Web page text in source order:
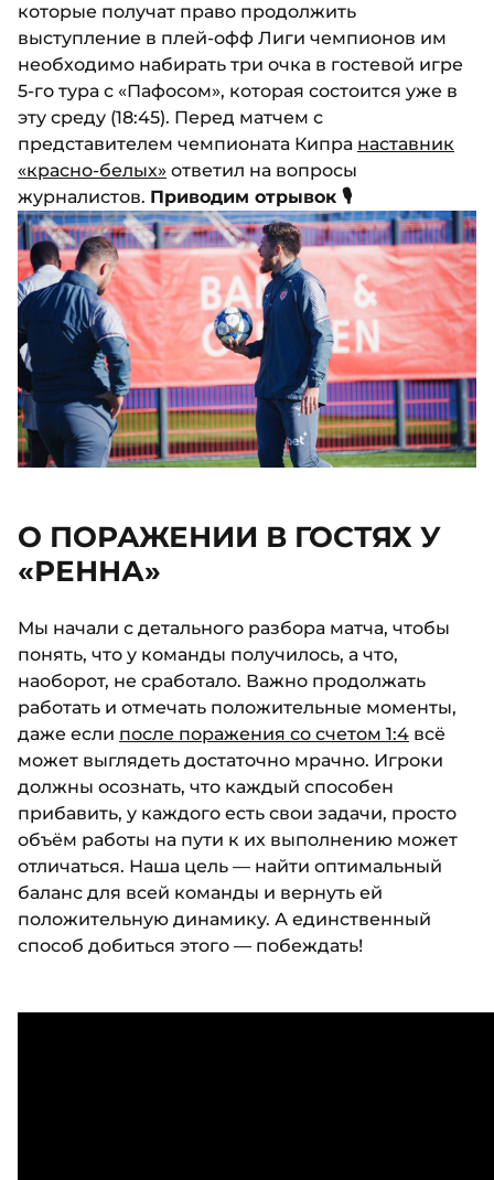
которые получат право продолжить
выступление в плей-офф Лиги чемпионов им
необходимо набирать три очка в гостевой игре
5-го тура с «Пафосом», которая состоится уже в
эту среду (18:45). Перед матчем с
представителем чемпионата Кипра наставник
«красно-белых» ответил на вопросы
журналистов. Приводим отрывок 🎙️
О ПОРАЖЕНИИ В ГОСТЯХ У
«РЕННА»
Мы начали с детального разбора матча, чтобы
понять, что у команды получилось, а что,
наоборот, не сработало. Важно продолжать
работать и отмечать положительные моменты,
даже если после поражения со счетом 1:4 всё
может выглядеть достаточно мрачно. Игроки
должны осознать, что каждый способен
прибавить, у каждого есть свои задачи, просто
объём работы на пути к их выполнению может
отличаться. Наша цель — найти оптимальный
баланс для всей команды и вернуть ей
положительную динамику. А единственный
способ добиться этого — побеждать!